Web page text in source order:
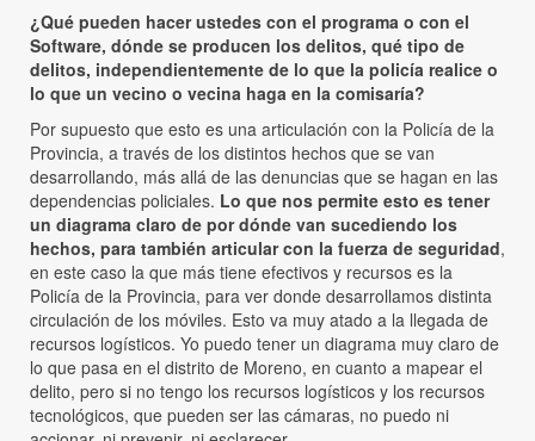
¿Qué pueden hacer ustedes con el programa o con el
Software, dónde se producen los delitos, qué tipo de
delitos, independientemente de lo que la policía realice o
lo que un vecino o vecina haga en la comisaría?
Por supuesto que esto es una articulación con la Policía de la
Provincia, a través de los distintos hechos que se van
desarrollando, más allá de las denuncias que se hagan en las
dependencias policiales. Lo que nos permite esto es tener
un diagrama claro de por dónde van sucediendo los
hechos, para también articular con la fuerza de seguridad,
en este caso la que más tiene efectivos y recursos es la
Policía de la Provincia, para ver donde desarrollamos distinta
circulación de los móviles. Esto va muy atado a la llegada de
recursos logísticos. Yo puedo tener un diagrama muy claro de
lo que pasa en el distrito de Moreno, en cuanto a mapear el
delito, pero si no tengo los recursos logísticos y los recursos
tecnológicos, que pueden ser las cámaras, no puedo ni